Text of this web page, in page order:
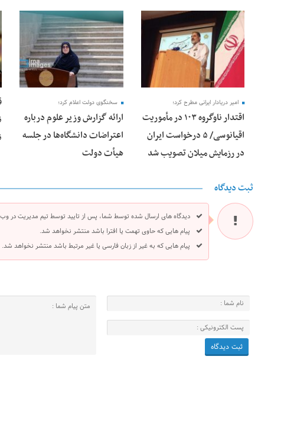
28 فوریه 2026
امیر دریادار ایرانی مطرح کرد؛
اقتدار ناوگروه ۱۰۳ در مأموریت‌
اقیانوسی/ ۵ درخواست ایران
در رزمایش میلان تصویب شد
25 فوریه 2026
سخنگوی دولت اعلام کرد؛
ارائه گزارش وزیر علوم درباره
اعتراضات دانشگاه‌ها در جلسه
هیأت دولت
ثبت دیدگاه
دیدگاه های ارسال شده توسط شما، پس از تایید توسط تیم مدیریت در
پیام هایی که حاوی تهمت یا افترا باشد منتشر نخواهد شد.
پیام هایی که به غیر از زبان فارسی یا غیر مرتبط باشد منتشر نخواهد شد.